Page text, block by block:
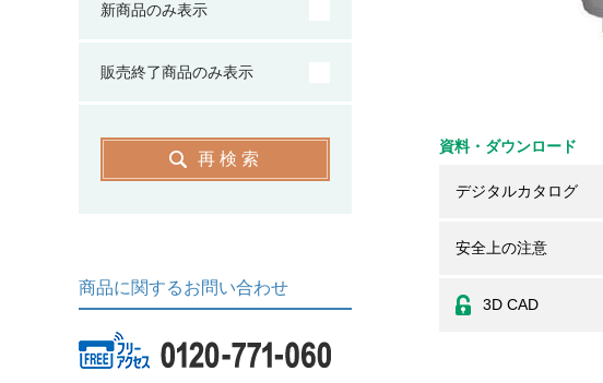
資料・ダウンロード
デジタルカタログ
安全上の注意
3D CAD
新商品のみ表示
販売終了商品のみ表示
再検索
商品に関するお問い合わせ